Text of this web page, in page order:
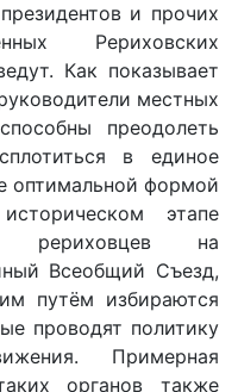
и прочих
Рериховских
Как показывает
местных
преодолеть
в единое
оптимальной формой
этапе
рериховцев на
Всеобщий Съезд,
путём избираются
проводят политику
Примерная
органов также